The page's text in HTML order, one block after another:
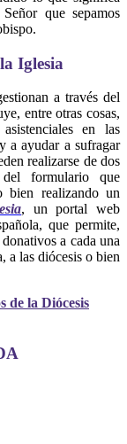
que sepamos
Iglesia
a través del
entre otras cosas,
en las
a ayudar a sufragar
realizarse de dos
formulario que
bien realizando un
, un portal web
que permite,
a cada una
a las diócesis o bien
de la Diócesis